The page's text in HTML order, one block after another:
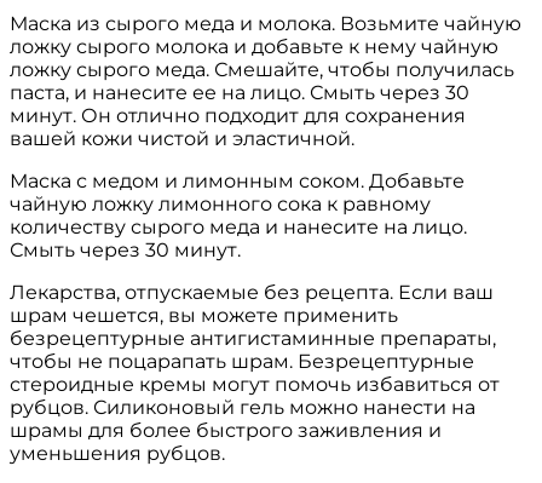
Маска из сырого меда и молока. Возьмите чайную
ложку сырого молока и добавьте к нему чайную
ложку сырого меда. Смешайте, чтобы получилась
паста, и нанесите ее на лицо. Смыть через 30
минут. Он отлично подходит для сохранения
вашей кожи чистой и эластичной.
Маска с медом и лимонным соком. Добавьте
чайную ложку лимонного сока к равному
количеству сырого меда и нанесите на лицо.
Смыть через 30 минут.
Лекарства, отпускаемые без рецепта. Если ваш
шрам чешется, вы можете применить
безрецептурные антигистаминные препараты,
чтобы не поцарапать шрам. Безрецептурные
стероидные кремы могут помочь избавиться от
рубцов. Силиконовый гель можно нанести на
шрамы для более быстрого заживления и
уменьшения рубцов.